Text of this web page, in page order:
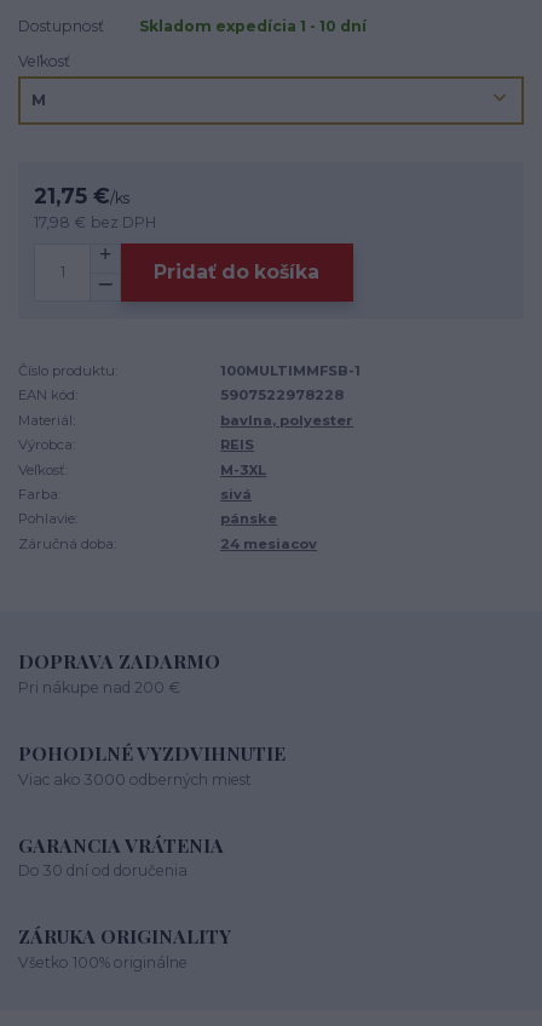
Dostupnosť
Skladom expedícia 1 - 10 dní
Veľkosť
21,75 €/ks
17,98 € bez DPH
Pridať do košíka
Číslo produktu:
100MULTIMMFSB-1
EAN kód:
5907522978228
Materiál:
bavlna, polyester
Výrobca:
REIS
Veľkosť:
M-3XL
Farba:
sivá
Pohlavie:
pánske
Záručná doba:
24 mesiacov
DOPRAVA ZADARMO
Pri nákupe nad 200 €
POHODLNÉ VYZDVIHNUTIE
Viac ako 3000 odberných miest
GARANCIA VRÁTENIA
Do 30 dní od doručenia
ZÁRUKA ORIGINALITY
Všetko 100% originálne